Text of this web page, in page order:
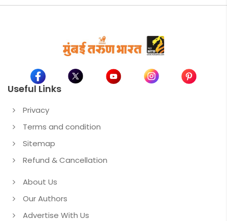
Useful Links
Privacy
Terms and condition
Sitemap
Refund & Cancellation
About Us
Our Authors
Advertise With Us